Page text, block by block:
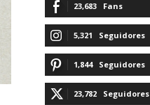
23,683 Fans
5,321 Seguidores
1,844 Seguidores
23,782 Seguidores